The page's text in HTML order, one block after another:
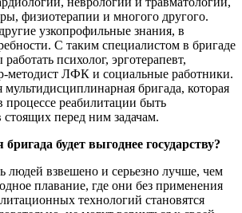
физиотерапии и многого другого.
узкопрофильные знания, в
С таким специалистом в бригаде
психолог, эрготерапевт,
методист ЛФК и социальные работники.
бригада, которая
процессе реабилитации быть
перед ним задачам.
будет выгоднее государству?
людей взвешено и серьезно лучше, чем
плавание, где они без применения
технологий становятся